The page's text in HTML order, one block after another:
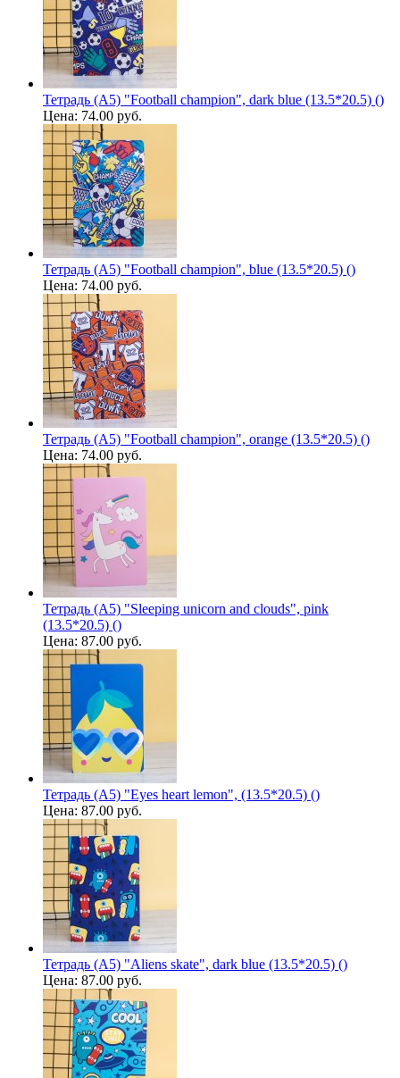
Тетрадь (A5) "Football champion", dark blue (13.5*20.5) ()
Цена: 74.00 руб.
Тетрадь (A5) "Football champion", blue (13.5*20.5) ()
Цена: 74.00 руб.
Тетрадь (A5) "Football champion", orange (13.5*20.5) ()
Цена: 74.00 руб.
Тетрадь (A5) "Sleeping unicorn and clouds", pink
(13.5*20.5) ()
Цена: 87.00 руб.
Тетрадь (A5) "Eyes heart lemon", (13.5*20.5) ()
Цена: 87.00 руб.
Тетрадь (A5) "Aliens skate", dark blue (13.5*20.5) ()
Цена: 87.00 руб.